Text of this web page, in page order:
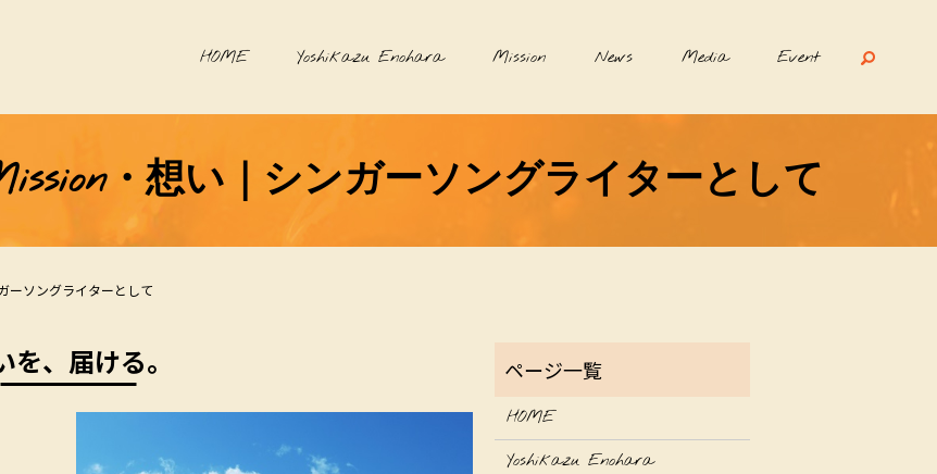
HOME Yoshikazu Enohara Mission News Media Event
・想い｜シンガーソングライターとして
ーソングライターとして
を、届ける。
HOME
Yoshikazu Enohara